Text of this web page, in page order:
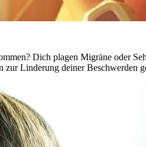
Dich plagen Migräne oder
Linderung deiner Beschwerden